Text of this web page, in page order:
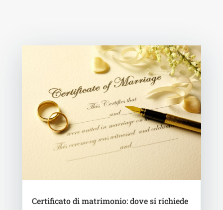
Certificato di matrimonio: dove si richiede